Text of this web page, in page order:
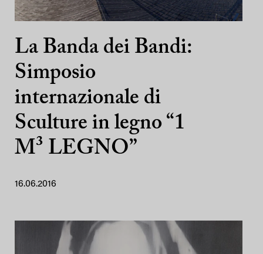
La Banda dei Bandi:
Simposio
internazionale di
Sculture in legno “1
M³ LEGNO”
16.06.2016